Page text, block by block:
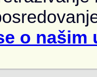
o našim